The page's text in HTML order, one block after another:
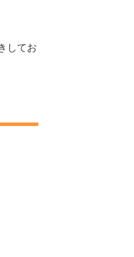
してお